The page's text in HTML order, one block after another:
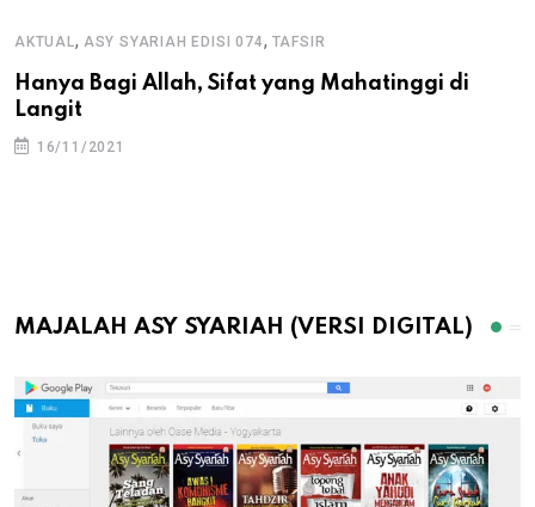
AKTUAL, ASY SYARIAH EDISI 074, TAFSIR
Hanya Bagi Allah, Sifat yang Mahatinggi di
Langit
16/11/2021
MAJALAH ASY SYARIAH (VERSI DIGITAL)